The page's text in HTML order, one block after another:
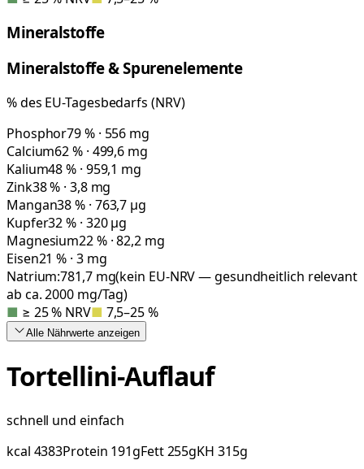
Mineralstoffe
Mineralstoffe & Spurenelemente
% des EU-Tagesbedarfs (NRV)
Phosphor79 % · 556 mg
Calcium62 % · 499,6 mg
Kalium48 % · 959,1 mg
Zink38 % · 3,8 mg
Mangan38 % · 763,7 µg
Kupfer32 % · 320 µg
Magnesium22 % · 82,2 mg
Eisen21 % · 3 mg
Natrium:781,7mg(kein EU-NRV — gesundheitlich relevant
ab ca. 2000 mg/Tag)
■ ≥ 25 % NRV■ 7,5–25 %
Alle Nährwerte anzeigen
Tortellini-Auflauf
schnell und einfach
kcal 4383Protein 191gFett255gKH 315g